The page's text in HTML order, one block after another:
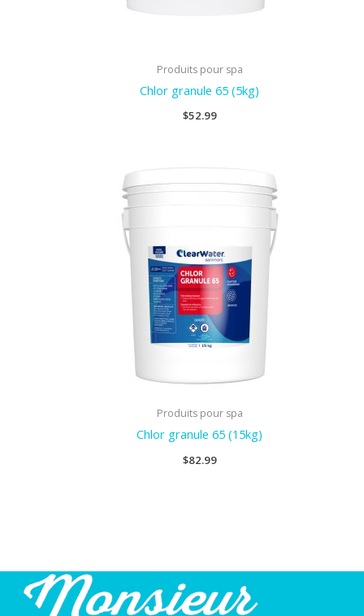
Produits pour spa
Chlor granule 65 (5kg)
$52.99
Produits pour spa
Chlor granule 65 (15kg)
$82.99